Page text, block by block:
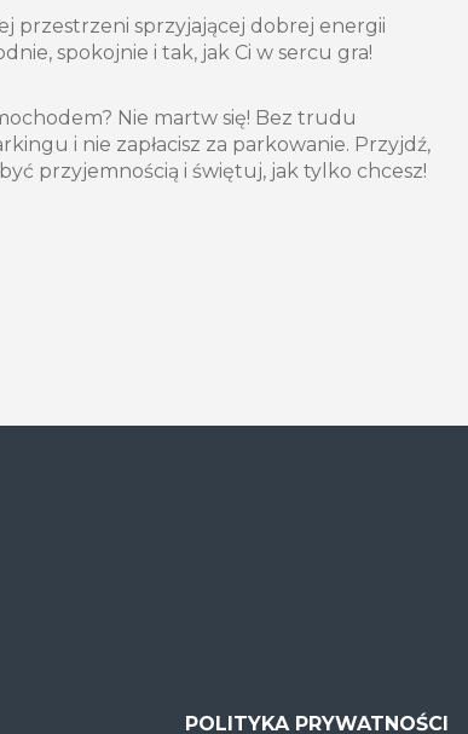
przestrzeni sprzyjającej dobrej energii
spokojnie i tak, jak Ci w sercu gra!
Nie martw się! Bez trudu
i nie zapłacisz za parkowanie. Przyjdź,
przyjemnością i świętuj, jak tylko chcesz!
POLITYKA PRYWATNOŚCI